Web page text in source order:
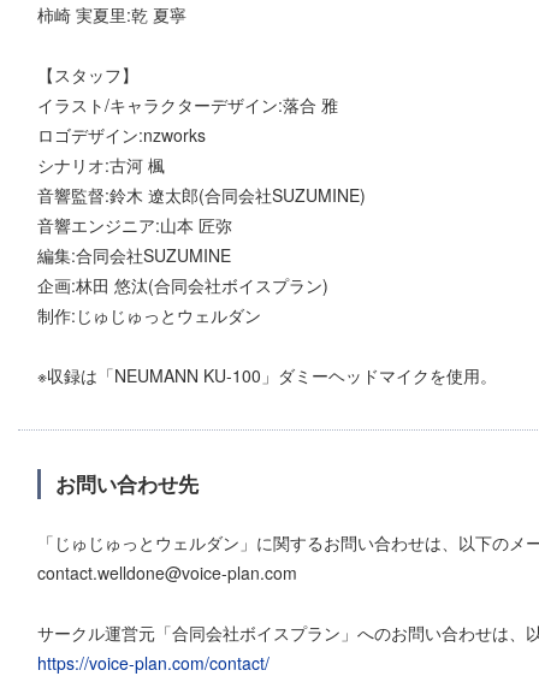
柿崎 実夏里:乾 夏寧
【スタッフ】
イラスト/キャラクターデザイン:落合 雅
ロゴデザイン:nzworks
シナリオ:古河 楓
音響監督:鈴木 遼太郎(合同会社SUZUMINE)
音響エンジニア:山本 匠弥
編集:合同会社SUZUMINE
企画:林田 悠汰(合同会社ボイスプラン)
制作:じゅじゅっとウェルダン
※収録は「NEUMANN KU-100」ダミーヘッドマイクを使用。
お問い合わせ先
「じゅじゅっとウェルダン」に関するお問い合わせは、以下の
contact.welldone@voice-plan.com
サークル運営元「合同会社ボイスプラン」へのお問い合わせは、
https://voice-plan.com/contact/